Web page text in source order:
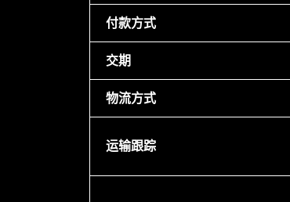
付款方式
交期
物流方式
运输跟踪